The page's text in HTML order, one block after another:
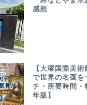
感想
【大塚国際美
で世界の名画を
チ・所要時間
年版】